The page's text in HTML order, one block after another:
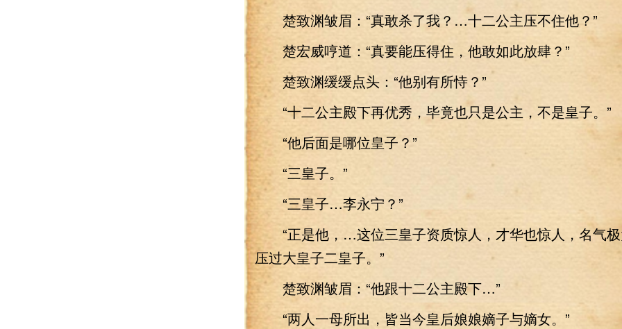
楚致渊皱眉：“真敢杀了我？…十二公主压不住他？”
楚宏威哼道：“真要能压得住，他敢如此放肆？”
楚致渊缓缓点头：“他别有所恃？”
“十二公主殿下再优秀，毕竟也只是公主，不是皇子。”
“他后面是哪位皇子？”
“三皇子。”
“三皇子…李永宁？”
“正是他，…这位三皇子资质惊人，才华也惊人，名气
压过大皇子二皇子。”
楚致渊皱眉：“他跟十二公主殿下…”
“两人一母所出，皆当今皇后娘娘嫡子与嫡女。”